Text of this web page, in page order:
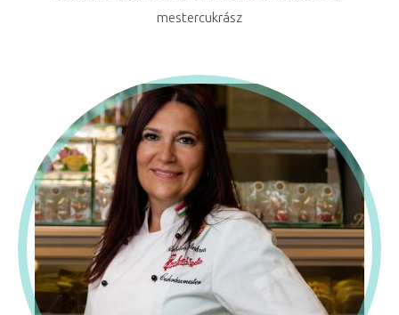
mestercukrász